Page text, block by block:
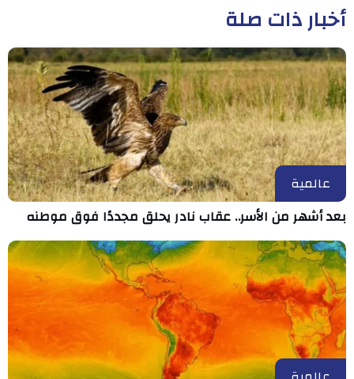
أخبار ذات صلة
عالمية
بعد أشهر من الأسر.. عقاب نادر يحلق مجددًا فوق موطنه